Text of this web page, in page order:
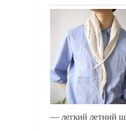
— легкий летний